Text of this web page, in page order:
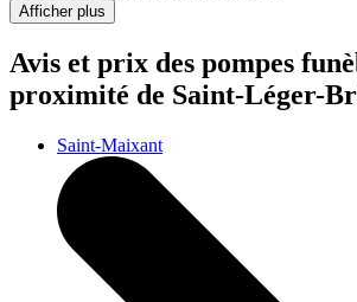
Afficher plus
Avis et prix des pompes
proximité de Saint-Léger-
Saint-Maixant